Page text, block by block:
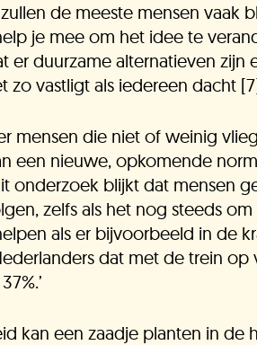
de meeste mensen vaak
je mee om het idee te
er duurzame alternatieven zijn
zo vastligt als iedereen dacht
mensen die niet of weinig
een nieuwe, opkomende
onderzoek blijkt dat mensen
zelfs als het nog steeds
als er bijvoorbeeld in de
dat met de trein op
kan een zaadje planten in